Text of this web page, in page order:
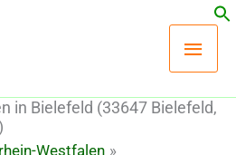
in Bielefeld (33647 Bielefeld,
Westfalen